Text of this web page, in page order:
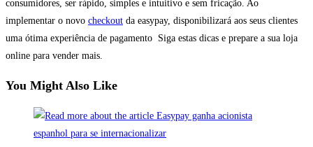
consumidores, ser rápido, simples e intuitivo e sem fricação. Ao
implementar o novo checkout da easypay, disponibilizará aos seus clientes
uma ótima experiência de pagamento Siga estas dicas e prepare a sua loja
online para vender mais.
You Might Also Like